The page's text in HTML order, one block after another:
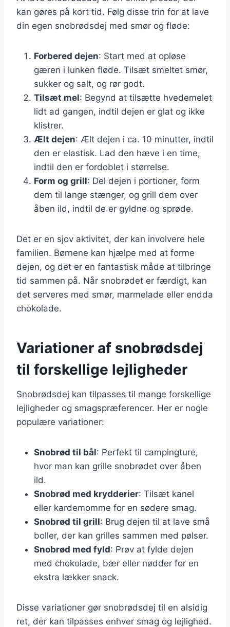
kan gøres på kort tid. Følg disse trin for at lave
din egen snobrødsdej med smør og fløde:
Forbered dejen: Start med at opløse
gæren i lunken fløde. Tilsæt smeltet smør,
sukker og salt, og rør godt.
Tilsæt mel: Begynd at tilsætte hvedemelet
lidt ad gangen, indtil dejen er glat og ikke
klistrer.
Ælt dejen: Ælt dejen i ca. 10 minutter, indtil
den er elastisk. Lad den hæve i en time,
indtil den er fordoblet i størrelse.
Form og grill: Del dejen i portioner, form
dem til lange stænger, og grill dem over
åben ild, indtil de er gyldne og sprøde.
Det er en sjov aktivitet, der kan involvere hele
familien. Børnene kan hjælpe med at forme
dejen, og det er en fantastisk måde at tilbringe
tid sammen på. Når snobrødet er færdigt, kan
det serveres med smør, marmelade eller endda
chokolade.
Variationer af snobrødsdej
til forskellige lejligheder
Snobrødsdej kan tilpasses til mange forskellige
lejligheder og smagspræferencer. Her er nogle
populære variationer:
Snobrød til bål: Perfekt til campingture,
hvor man kan grille snobrødet over åben
ild.
Snobrød med krydderier: Tilsæt kanel
eller kardemomme for en sødere smag.
Snobrød til grill: Brug dejen til at lave små
boller, der kan grilles sammen med pølser.
Snobrød med fyld: Prøv at fylde dejen
med chokolade, bær eller nødder for en
ekstra lækker snack.
Disse variationer gør snobrødsdej til en alsidig
ret, der kan tilpasses enhver smag og lejlighed.